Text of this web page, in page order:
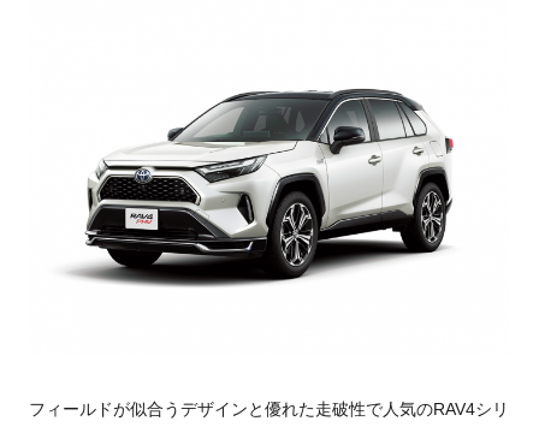
フィールドが似合うデザインと優れた走破性で人気のRAV4シリ